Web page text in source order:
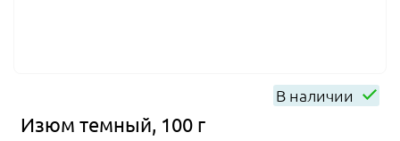
В наличии
Изюм темный, 100 г